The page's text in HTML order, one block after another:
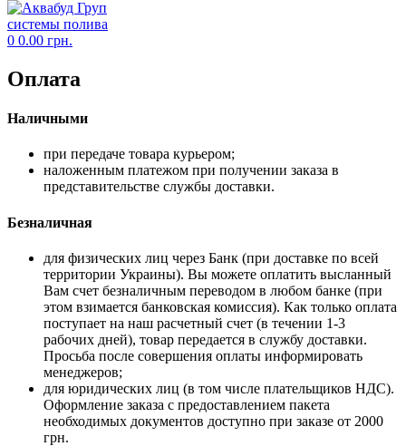
0 0.00 грн.
Оплата
Наличными
при передаче товара курьером;
наложенным платежом при получении заказа в
представительстве службы доставки.
Безналичная
для физических лиц через Банк (при доставке по всей
территории Украины). Вы можете оплатить высланный
Вам счет безналичным переводом в любом банке (при
этом взимается банковская комиссия). Как только оплата
поступает на наш расчетный счет (в течении 1-3
рабочих дней), товар передается в службу доставки.
Просьба после совершения оплаты информировать
менеджеров;
для юридических лиц (в том числе плательщиков НДС).
Оформление заказа с предоставлением пакета
необходимых документов доступно при заказе от 2000
грн.